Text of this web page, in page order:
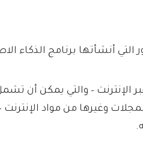
التي أنشأتها برنامج الذكاء
الإنترنت – والتي يمكن أن
وغيرها من مواد الإنترنت